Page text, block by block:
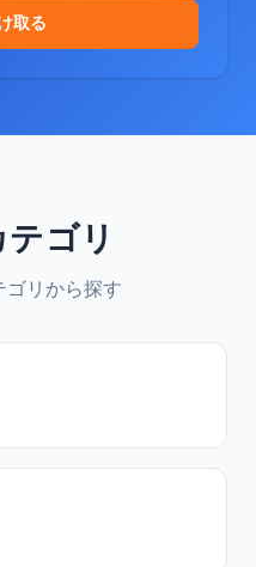
取る
ゴリ
ゴリから探す